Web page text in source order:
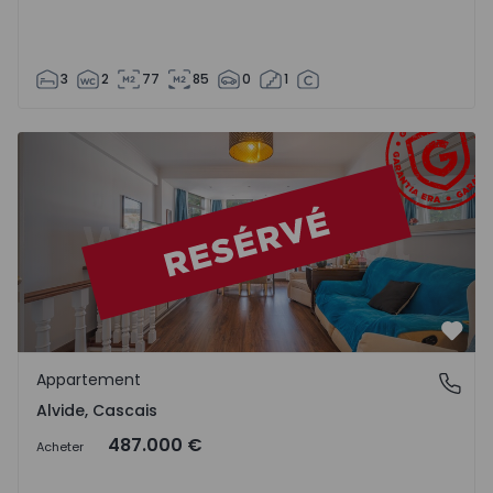
3 2 77 85 0 1
Appartement T3 Cascais, Alvide - 1561915 - 6
Alvide, Cascais
Appartement
Alvide, Cascais
Acheter 487.000 €